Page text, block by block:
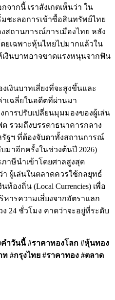
ากนี้ เราสังเกตเห็นว่า ใน
ชะลอการเข้าซื้อสินทรัพย์ไทย
สถานการณ์การเมืองไทย หลัง
ยเฉพาะหุ้นไทยไปมากแล้วใน
เงินบาทอาจขาดแรงหนุนจากฟัน
เงินบาทเสี่ยงที่จะสูงขึ้นและ
เฉลี่ยในอดีตที่ผ่านมา
ารปรับเปลี่ยนมุมมองของผู้เล่น
รวมถึงบรรดาธนาคารกลาง
รัฐฯ ที่ต้องจับตาทั้งสถานการณ์
บมาอีกครั้งในช่วงต้นปี 2026)
าษีนำเข้าโดยศาลสูงสุด
ว่า ผู้เล่นในตลาดควรใช้กลยุทธ์
องถิ่น (Local Currencies) เพื่อ
ารความเสี่ยงจากอัตราแลก
24 ชั่วโมง คาดว่าจะอยู่ที่ระดับ
ำวันนี้ #ราคาทองโลก #หุ้นทอง
#กรุงไทย #ราคาทอง #ตลาด